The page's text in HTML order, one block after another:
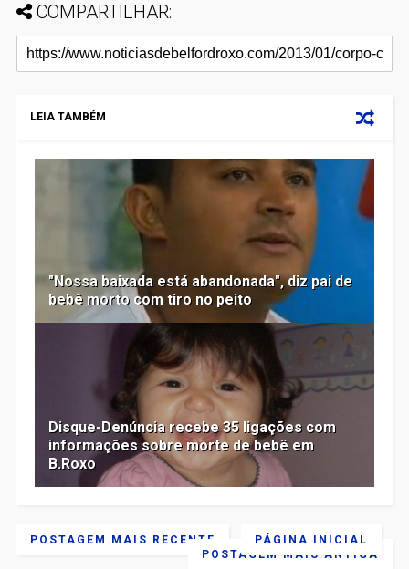
COMPARTILHAR:
LEIA TAMBÉM
"Nossa baixada está abandonada", diz pai de
bebê morto com tiro no peito
Disque-Denúncia recebe 35 ligações com
informações sobre morte de bebê em
B.Roxo
POSTAGEM MAIS RECENTE
POSTAGEM MAIS ANTIGA
PÁGINA INICIAL